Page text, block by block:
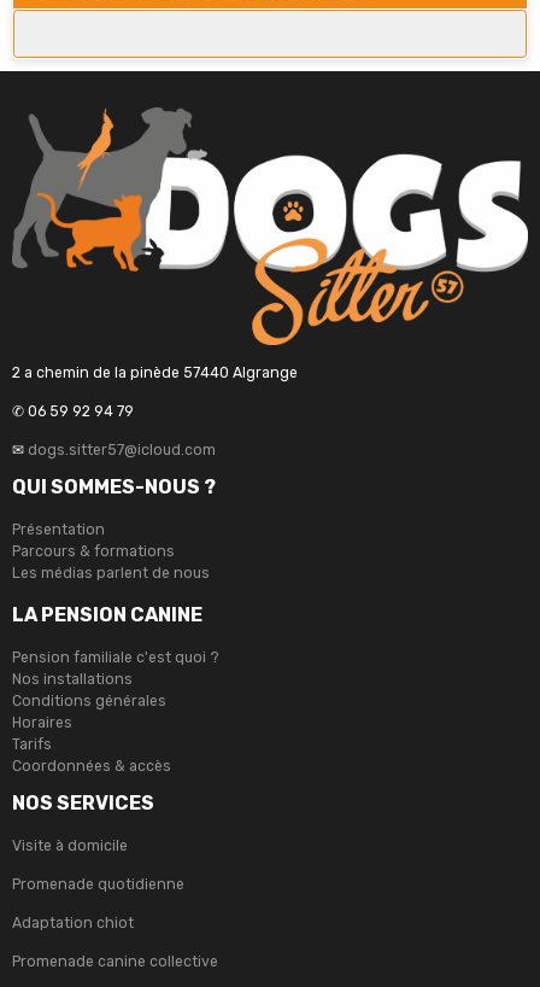
2 a chemin de la pinède 57440 Algrange
✆ 06 59 92 94 79
✉ dogs.sitter57@icloud.com
QUI SOMMES-NOUS ?
Présentation
Parcours & formations
Les médias parlent de nous
LA PENSION CANINE
Pension familiale c'est quoi ?
Nos installations
Conditions générales
Horaires
Tarifs
Coordonnées & accès
NOS SERVICES
Visite à domicile
Promenade quotidienne
Adaptation chiot
Promenade canine collective